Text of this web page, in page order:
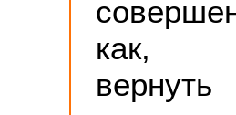
как,